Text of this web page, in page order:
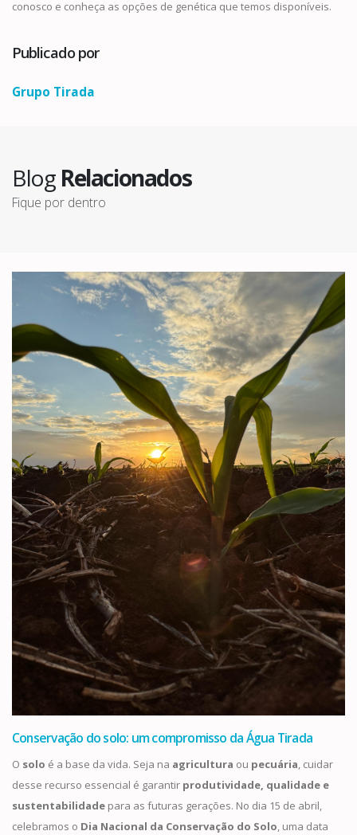
conosco e conheça as opções de genética que temos disponíveis.
Publicado por
Grupo Tirada
Blog Relacionados
Fique por dentro
Conservação do solo: um compromisso da Água Tirada
O solo é a base da vida. Seja na agricultura ou pecuária, cuidar
desse recurso essencial é garantir produtividade, qualidade e
sustentabilidade para as futuras gerações. No dia 15 de abril,
celebramos o Dia Nacional da Conservação do Solo, uma data